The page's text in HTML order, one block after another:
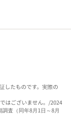
したものです。実際の
はございません。/2024
査（同年8月1日～8月